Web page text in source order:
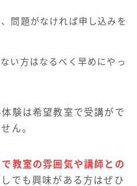
問題がなければ申し込みを
い方はなるべく早めにやっ
験は希望教室で受講がで
ん。
教室の雰囲気や講師との
でも興味がある方はぜひ